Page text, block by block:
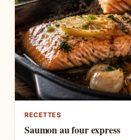
RECETTES
Saumon au four express